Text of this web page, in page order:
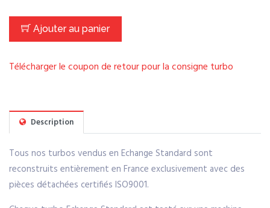
Ajouter au panier
Télécharger le coupon de retour pour la consigne turbo
Description
Tous nos turbos vendus en Echange Standard sont
reconstruits entièrement en France exclusivement avec des
pièces détachées certifiés ISO9001.